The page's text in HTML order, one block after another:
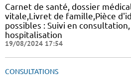
Carnet de santé, dossier
vitale,Livret de famille,Pièce
possibles : Suivi en
hospitalisation
19/08/2024 17:54
CONSULTATIONS